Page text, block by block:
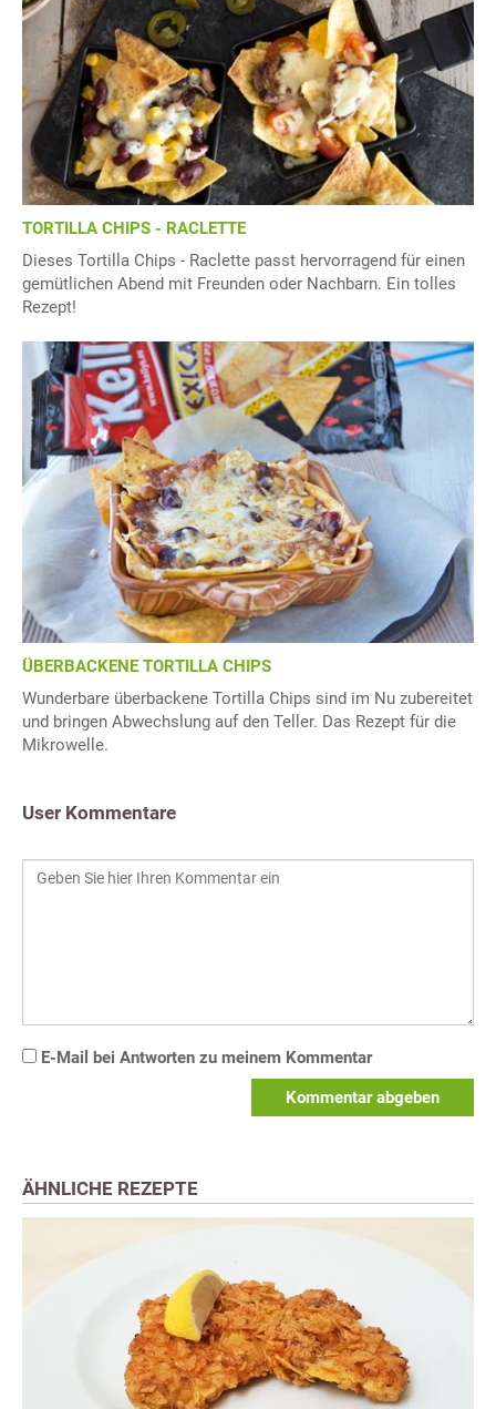
TORTILLA CHIPS - RACLETTE
Dieses Tortilla Chips - Raclette passt hervorragend für einen
gemütlichen Abend mit Freunden oder Nachbarn. Ein tolles
Rezept!
ÜBERBACKENE TORTILLA CHIPS
Wunderbare überbackene Tortilla Chips sind im Nu zubereitet
und bringen Abwechslung auf den Teller. Das Rezept für die
Mikrowelle.
User Kommentare
E-Mail bei Antworten zu meinem Kommentar
Kommentar abgeben
ÄHNLICHE REZEPTE